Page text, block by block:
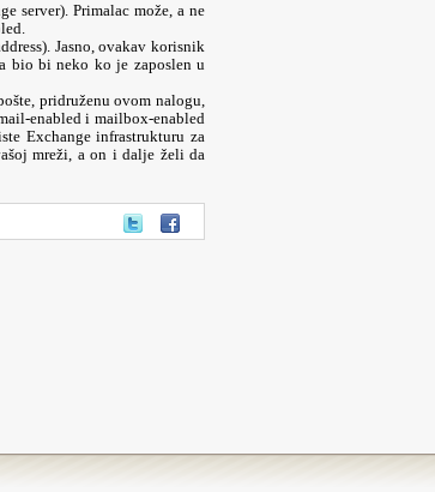
server). Primalac može, a ne
Jasno, ovakav korisnik
bio bi neko ko je zaposlen u
pridruženu ovom nalogu,
enabled i mailbox-enabled
Exchange infrastrukturu za
mreži, a on i dalje želi da